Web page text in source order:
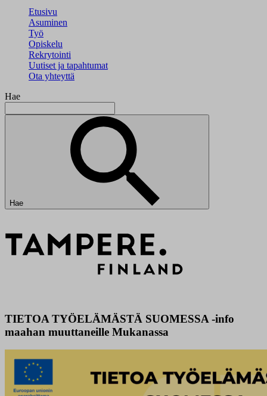
Etusivu
Asuminen
Työ
Opiskelu
Rekrytointi
Uutiset ja tapahtumat
Ota yhteyttä
Hae
Hae
TIETOA TYÖELÄMÄSTÄ SUOMESSA -info
maahan muuttaneille Mukanassa